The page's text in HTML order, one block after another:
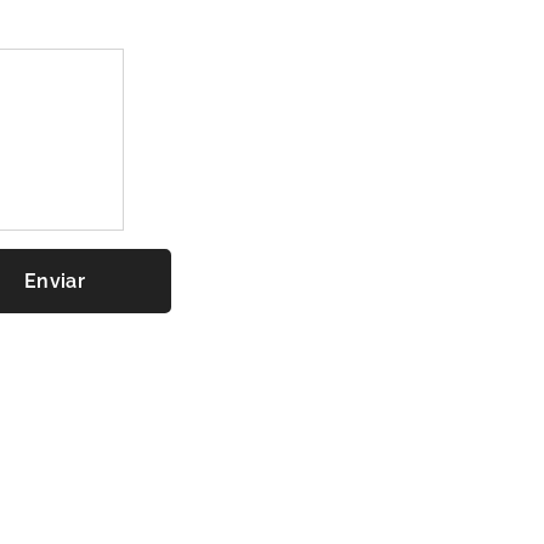
Enviar